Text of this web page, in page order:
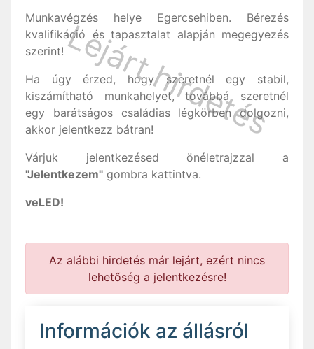
Munkavégzés helye Egercsehiben. Bérezés
kvalifikáció és tapasztalat alapján megegyezés
szerint!
Ha úgy érzed, hogy szeretnél egy stabil,
kiszámítható munkahelyet, továbbá szeretnél
egy barátságos családias légkörben dolgozni,
akkor jelentkezz bátran!
Várjuk jelentkezésed önéletrajzzal a
"Jelentkezem" gombra kattintva.
veLED!
Az alábbi hirdetés már lejárt, ezért nincs
lehetőség a jelentkezésre!
Információk az állásról